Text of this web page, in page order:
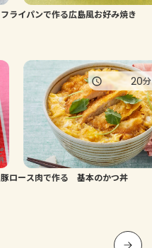
フライパンで作る広島風お好み焼き
豚ロース肉で作る 基本のかつ丼
20分